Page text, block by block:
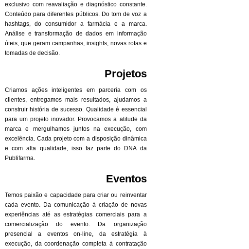
exclusivo com reavaliação e diagnóstico constante.
Conteúdo para diferentes públicos. Do tom de voz a
hashtags, do consumidor a farmácia e a marca.
Análise e transformação de dados em informação
úteis, que geram campanhas, insights, novas rotas e
tomadas de decisão.
Projetos
Criamos ações inteligentes em parceria com os
clientes, entregamos mais resultados, ajudamos a
construir história de sucesso. Qualidade é essencial
para um projeto inovador. Provocamos a atitude da
marca e mergulhamos juntos na execução, com
excelência. Cada projeto com a disposição dinâmica
e com alta qualidade, isso faz parte do DNA da
Publifarma.
Eventos
Temos paixão e capacidade para criar ou reinventar
cada evento. Da comunicação à criação de novas
experiências até as estratégias comerciais para a
comercialização do evento. Da organização
presencial a eventos on-line, da estratégia à
execução, da coordenação completa à contratação